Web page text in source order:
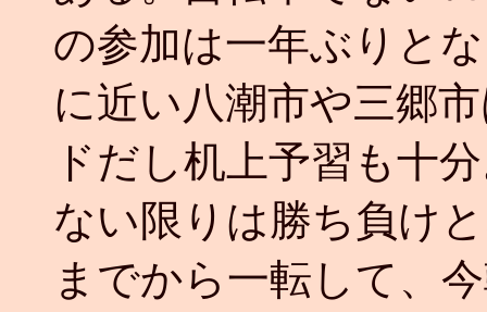
の参加は一年ぶりと
に近い八潮市や三郷
ドだし机上予習も十
ない限りは勝ち負け
までから一転して、